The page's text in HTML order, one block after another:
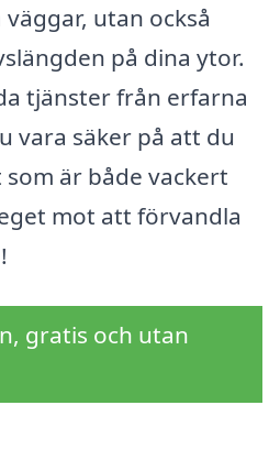
utan också
på dina ytor.
tjänster från erfarna
vara säker på att du
är både vackert
mot att förvandla
gratis och utan